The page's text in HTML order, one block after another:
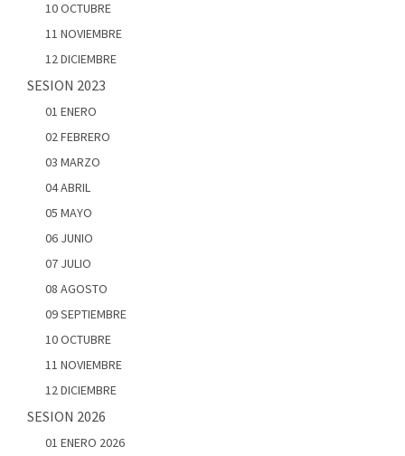
10 OCTUBRE
11 NOVIEMBRE
12 DICIEMBRE
SESION 2023
01 ENERO
02 FEBRERO
03 MARZO
04 ABRIL
05 MAYO
06 JUNIO
07 JULIO
08 AGOSTO
09 SEPTIEMBRE
10 OCTUBRE
11 NOVIEMBRE
12 DICIEMBRE
SESION 2026
01 ENERO 2026